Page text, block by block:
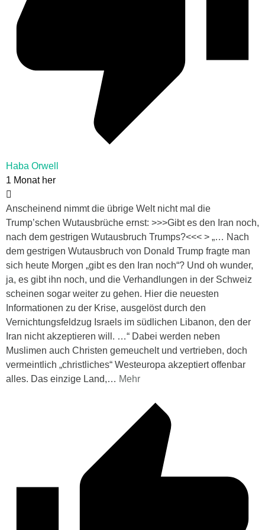
Haba Orwell
1 Monat her
Anscheinend nimmt die übrige Welt nicht mal die
Trump’schen Wutausbrüche ernst: >>>Gibt es den Iran noch,
nach dem gestrigen Wutausbruch Trumps?<<< > „… Nach
dem gestrigen Wutausbruch von Donald Trump fragte man
sich heute Morgen „gibt es den Iran noch“? Und oh wunder,
ja, es gibt ihn noch, und die Verhandlungen in der Schweiz
scheinen sogar weiter zu gehen. Hier die neuesten
Informationen zu der Krise, ausgelöst durch den
Vernichtungsfeldzug Israels im südlichen Libanon, den der
Iran nicht akzeptieren will. …“ Dabei werden neben
Muslimen auch Christen gemeuchelt und vertrieben, doch
vermeintlich „christliches“ Westeuropa akzeptiert offenbar
alles. Das einzige Land,… Mehr